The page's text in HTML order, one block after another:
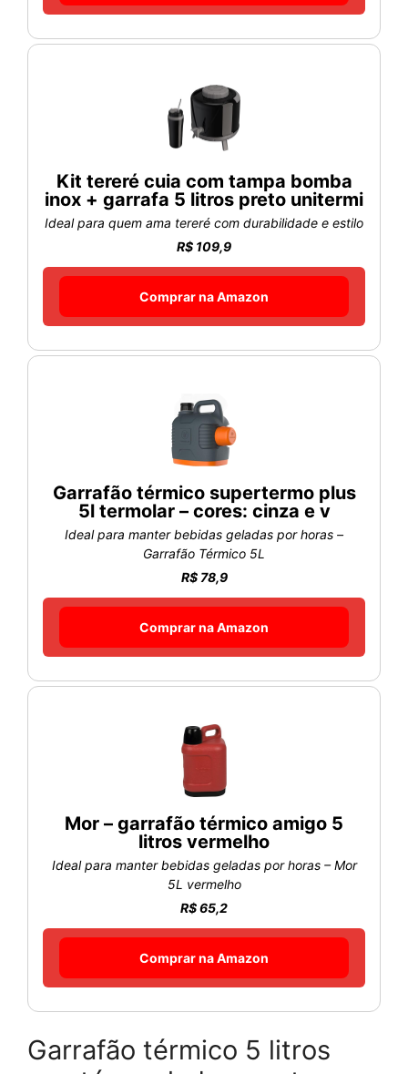
Kit tereré cuia com tampa bomba
inox + garrafa 5 litros preto unitermi
Ideal para quem ama tereré com durabilidade e estilo
R$ 109,9
Comprar na Amazon
Garrafão térmico supertermo plus
5l termolar – cores: cinza e v
Ideal para manter bebidas geladas por horas –
Garrafão Térmico 5L
R$ 78,9
Comprar na Amazon
Mor – garrafão térmico amigo 5
litros vermelho
Ideal para manter bebidas geladas por horas – Mor
5L vermelho
R$ 65,2
Comprar na Amazon
Garrafão térmico 5 litros